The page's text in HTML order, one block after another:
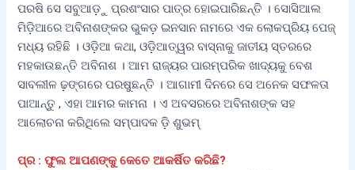
ପରଷି ସେ ସବୁଆଡ଼ୁ ପ୍ରଶଂସାର ପାତ୍ର ହୋଇପାରିଛନ୍ତି । ସୋସିଆଲ
ମିଡ଼ିଆରେ ଅବିନାଶଙ୍କର ଭୁକଡ଼ ଇନସାନ ନାମରେ ଏକ ଲୋକପ୍ରିୟ ପେଜ୍‌
ମଧ୍ୟ ରହିଛି । ଓଡ଼ିଆ କଥା, ଓଡ଼ିଆତ୍ୱର ବାସ୍ନାକୁ ଜାତୀୟ ସ୍ତରରେ
ମହକାଉଛନ୍ତି ଅବିନାଶ । ଆମ ରାଜ୍ୟର ପାରମ୍ପରିକ ଖାଦ୍ୟକୁ ବେଶ
ସାବଲୀଳ ଢ଼ଙ୍ଗରେ ପରଷୁଛନ୍ତି । ଆଗାମୀ ଦିନରେ ସେ ଅନେକ ସଫଳତା
ପାଆନ୍ତୁ , ଏହା ଆମର କାମନା । ଏ ଅବସରରେ ଅବିନାଶଙ୍କ ସହ
ଆଲୋଚନା କରିଥିଲେ ସମ୍ପାଦକ ଡ଼ି ଶୁଭମ୍‌
ପ୍ର : ଫୁଲ ଆପଣଙ୍କୁ କେତେ ଆକର୍ଷିତ କରିଛି?